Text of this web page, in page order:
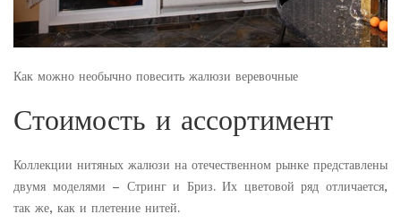
Как можно необычно повесить жалюзи веревочные
Стоимость и ассортимент
Коллекции нитяных жалюзи на отечественном рынке представлены
двумя моделями – Стринг и Бриз. Их цветовой ряд отличается,
так же, как и плетение нитей.